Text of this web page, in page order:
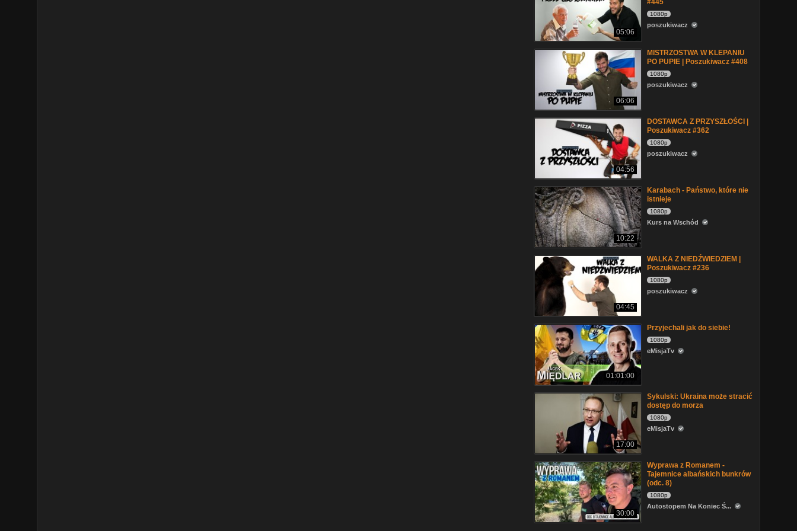
05:06
#445
1080p
poszukiwacz
06:06
MISTRZOSTWA W KLEPANIU
PO PUPIE | Poszukiwacz #408
1080p
poszukiwacz
04:56
DOSTAWCA Z PRZYSZŁOŚCI |
Poszukiwacz #362
1080p
poszukiwacz
10:22
Karabach - Państwo, które nie
istnieje
1080p
Kurs na Wschód
04:45
WALKA Z NIEDŹWIEDZIEM |
Poszukiwacz #236
1080p
poszukiwacz
01:01:00
Przyjechali jak do siebie!
1080p
eMisjaTv
17:00
Sykulski: Ukraina może stracić
dostęp do morza
1080p
eMisjaTv
30:00
Wyprawa z Romanem -
Tajemnice albańskich bunkrów
(odc. 8)
1080p
Autostopem Na Koniec Ś...